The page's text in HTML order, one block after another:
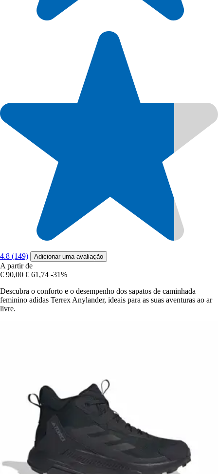
4.8 (149) Adicionar uma avaliação
A partir de
€ 90,00 € 61,74 -31%
Descubra o conforto e o desempenho dos sapatos de caminhada
feminino adidas Terrex Anylander, ideais para as suas aventuras ao ar
livre.